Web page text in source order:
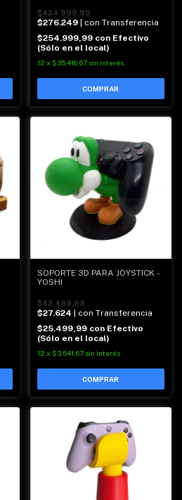
$424.999,99
$276.249
| con Transferencia
$254.999,99 con Efectivo
(Sólo en el local)
12 x $35.416,67 sin interés
SOPORTE 3D PARA JOYSTICK -
YOSHI
$42.499,99
$27.624 | con Transferencia
$25.499,99 con Efectivo
(Sólo en el local)
12 x $3.541,67 sin interés